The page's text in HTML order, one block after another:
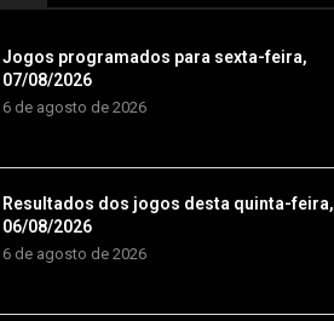
Jogos programados para sexta-feira,
07/08/2026
6 de agosto de 2026
Resultados dos jogos desta quinta-feira,
06/08/2026
6 de agosto de 2026